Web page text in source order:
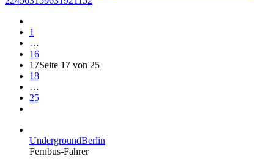
1
…
16
17Seite 17 von 25
18
…
25
UndergroundBerlin
Fernbus-Fahrer